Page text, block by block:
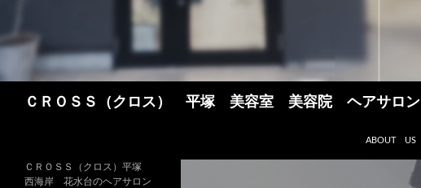
ＣＲＯＳＳ（クロス） 平塚 美容室 美容院 ヘアサロン
ABOUT US
ＣＲＯＳＳ（クロス）平塚
西海岸 花水台のヘアサロン